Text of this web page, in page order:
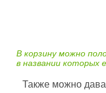
В корзину можно
в названии которых
Также можно